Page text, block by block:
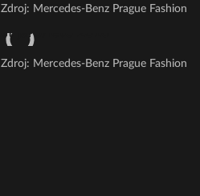
Zdroj: Mercedes-Benz Prague Fashion
Zdroj: Mercedes-Benz Prague Fashion